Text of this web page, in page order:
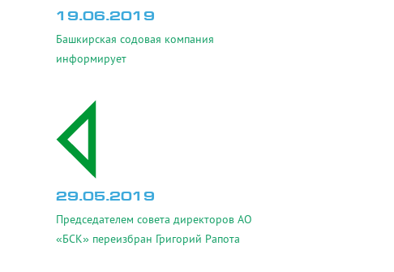
19.06.2019
Башкирская содовая компания
информирует
29.05.2019
Председателем совета директоров АО
«БСК» переизбран Григорий Рапота